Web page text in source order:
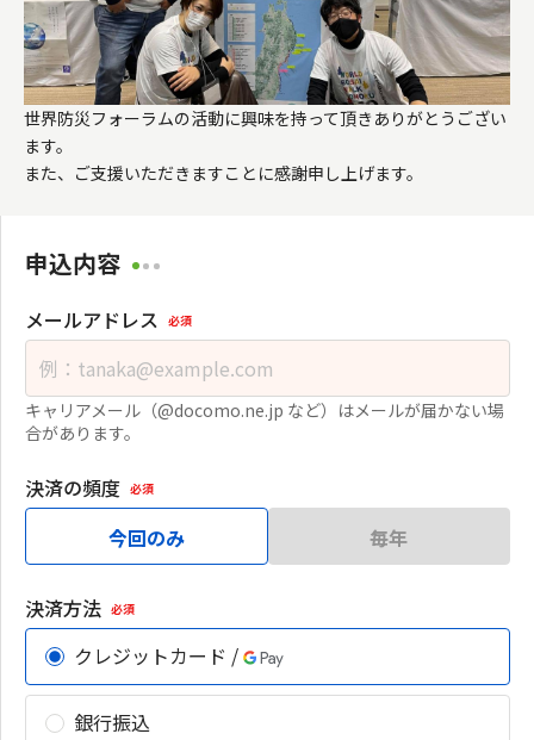
世界防災フォーラムの活動に興味を持って頂きありがとうござい
ます。
また、ご支援いただきますことに感謝申し上げます。
申込内容
メールアドレス 必須
キャリアメール（@docomo.ne.jp など）はメールが届かない場
合があります。
決済の頻度 必須
今回のみ 毎年
決済方法 必須
クレジットカード /
銀行振込